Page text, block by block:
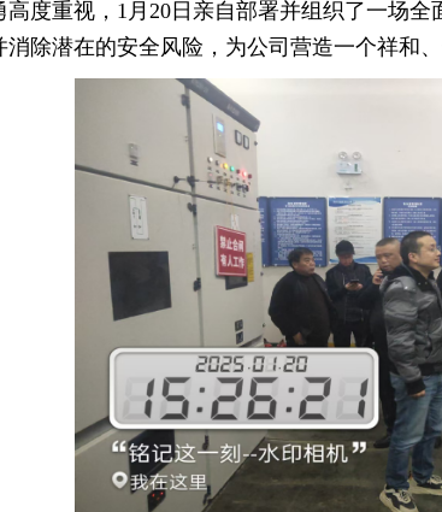
高度重视，1月20日亲自部署并组织了一场
除潜在的安全风险，为公司营造一个祥和、